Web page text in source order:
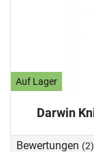
Auf Lager
Darwin
Bewertungen (2)